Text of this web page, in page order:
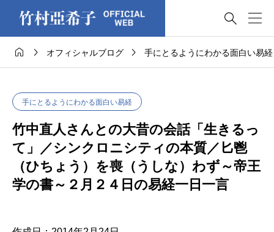

  オフィシャルブログ  手にとるようにわかる面白い易経
手にとるようにわかる面白い易経
竹中直人さんとの大昔の会話「生きるっ
て」／シンクロニシティの本質／匕鬯
（ひちょう）を喪（うしな）わず～帝王
学の書～２月２４日の易経一日一言